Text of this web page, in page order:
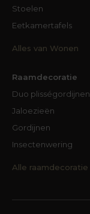
Stoelen
Eetkamertafels
Alles van Wonen
Raamdecoratie
Duo plisségordijnen
Jaloezieën
Gordijnen
Insectenwering
Alle raamdecoratie